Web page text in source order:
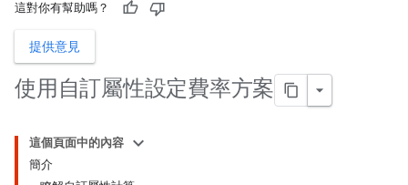
這對你有幫助嗎？
提供意見
使用自訂屬性設定費率方案
這個頁面中的內容
簡介